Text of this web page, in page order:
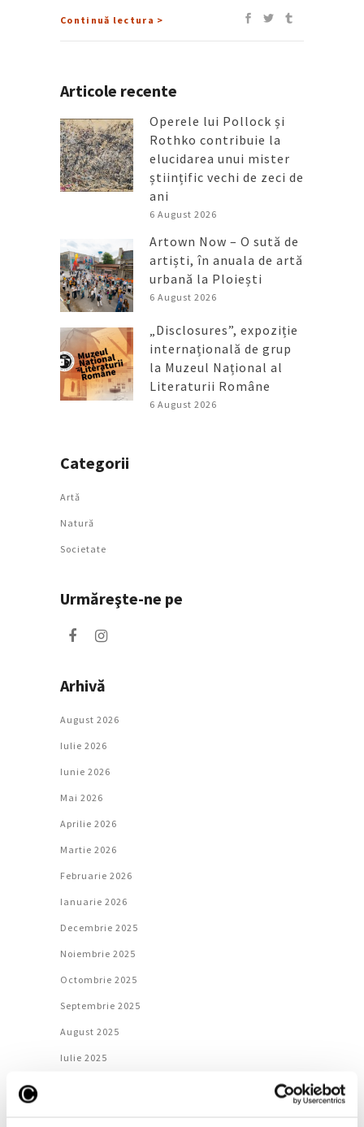
Continuă lectura >
Articole recente
Operele lui Pollock și
Rothko contribuie la
elucidarea unui mister
științific vechi de zeci de
ani
6 August 2026
Artown Now – O sută de
artiști, în anuala de artă
urbană la Ploiești
6 August 2026
„Disclosures”, expoziție
internațională de grup
la Muzeul Național al
Literaturii Române
6 August 2026
Categorii
Artǎ
Natură
Societate
Urmăreşte-ne pe
Arhivă
August 2026
Iulie 2026
Iunie 2026
Mai 2026
Aprilie 2026
Martie 2026
Februarie 2026
Ianuarie 2026
Decembrie 2025
Noiembrie 2025
Octombrie 2025
Septembrie 2025
August 2025
Iulie 2025